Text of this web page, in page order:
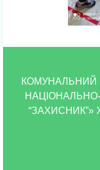
КОМУНАЛЬНИЙ
“ЗАХИСНИК”»